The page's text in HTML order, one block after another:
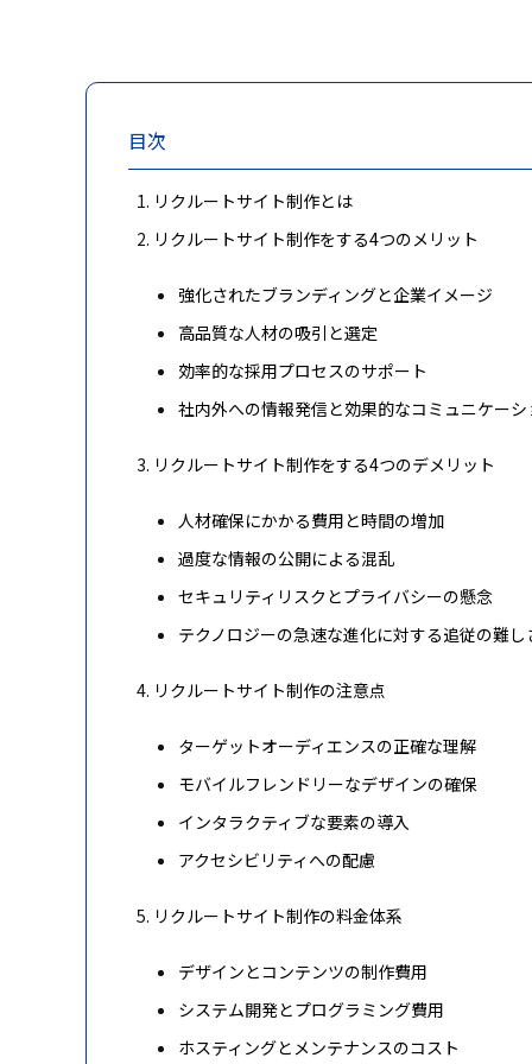
目次
リクルートサイト制作とは
リクルートサイト制作をする4つのメリット
強化されたブランディングと企業イメージ
高品質な人材の吸引と選定
効率的な採用プロセスのサポート
社内外への情報発信と効果的なコミュニケーシ
リクルートサイト制作をする4つのデメリット
人材確保にかかる費用と時間の増加
過度な情報の公開による混乱
セキュリティリスクとプライバシーの懸念
テクノロジーの急速な進化に対する追従の難し
リクルートサイト制作の注意点
ターゲットオーディエンスの正確な理解
モバイルフレンドリーなデザインの確保
インタラクティブな要素の導入
アクセシビリティへの配慮
リクルートサイト制作の料金体系
デザインとコンテンツの制作費用
システム開発とプログラミング費用
ホスティングとメンテナンスのコスト